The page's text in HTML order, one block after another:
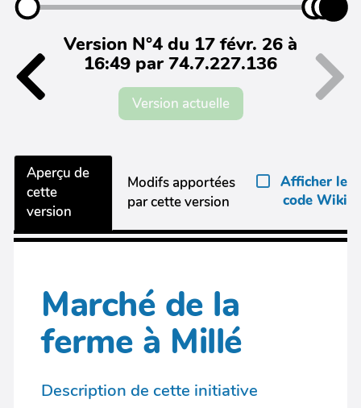
Version N°4 du 17 févr. 26 à
16:49 par 74.7.227.136
Version actuelle
Aperçu de
cette
version
Modifs apportées
par cette version
Afficher le
code Wiki
Marché de la
ferme à Millé
Description de cette initiative